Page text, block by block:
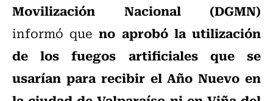
Movilización Nacional (DGMN)
informó queno aprobó la utilización
de los fuegos artificiales que se
usarían para recibir el Año Nuevo en